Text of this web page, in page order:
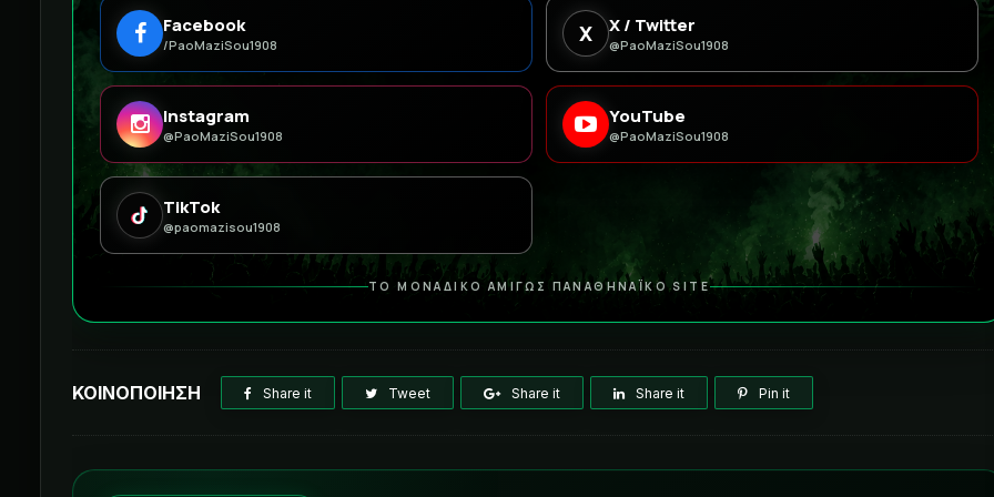
Facebook
/PaoMaziSou1908 X X / Twitter
@PaoMaziSou1908
Instagram
@PaoMaziSou1908
YouTube
@PaoMaziSou1908
TikTok
@paomazisou1908
ΤΟ ΜΟΝΑΔΙΚΟ ΑΜΙΓΩΣ ΠΑΝΑΘΗΝΑΪΚΟ SITE
ΚΟΙΝΟΠΟΙΗΣΗ Share it Tweet Share it Share it Pin it